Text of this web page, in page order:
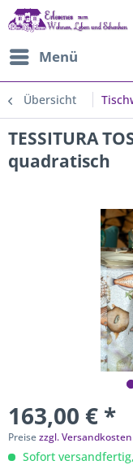
Menü
Übersicht
TESSITURA
quadratisch
163,00 € *
Preisezzgl. Versandkosten
Sofort